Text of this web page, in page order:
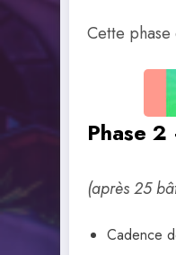
Cette
Phase
(après 25
Cadence